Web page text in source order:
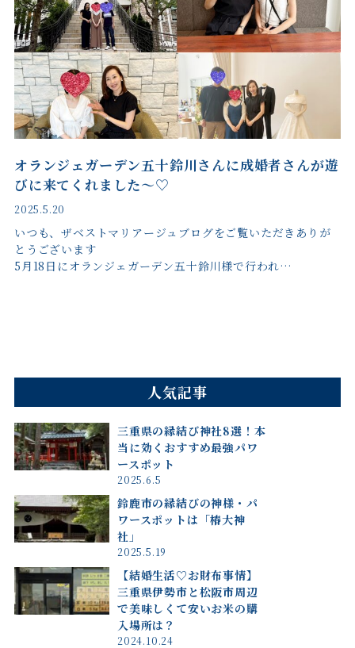
オランジェガーデン五十鈴川さんに成婚者さんが遊
びに来てくれました～♡
2025.5.20
いつも、ザベストマリアージュブログをご覧いただきありが
とうございます
5月18日にオランジェガーデン五十鈴川様で行われ…
人気記事
三重県の縁結び神社8選！本
当に効くおすすめ最強パワ
ースポット
2025.6.5
鈴鹿市の縁結びの神様・パ
ワースポットは「椿大神
社」
2025.5.19
【結婚生活♡お財布事情】
三重県伊勢市と松阪市周辺
で美味しくて安いお米の購
入場所は？
2024.10.24